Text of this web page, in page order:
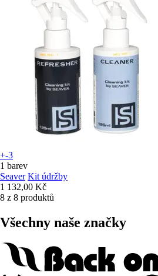
+-3
1 barev
Seaver Kit údržby
1 132,00 Kč
8 z 8 produktů
Všechny naše značky